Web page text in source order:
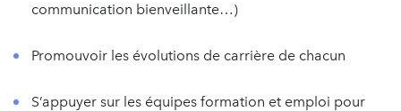
communication bienveillante…)
Promouvoir les évolutions de carrière de chacun
S’appuyer sur les équipes formation et emploi pour